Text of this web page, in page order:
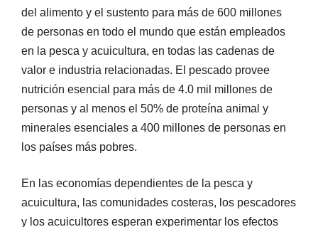
del alimento y el sustento para más de 600 millones
de personas en todo el mundo que están empleados
en la pesca y acuicultura, en todas las cadenas de
valor e industria relacionadas. El pescado provee
nutrición esencial para más de 4.0 mil millones de
personas y al menos el 50% de proteína animal y
minerales esenciales a 400 millones de personas en
los países más pobres.
En las economías dependientes de la pesca y
acuicultura, las comunidades costeras, los pescadores
y los acuicultores esperan experimentar los efectos